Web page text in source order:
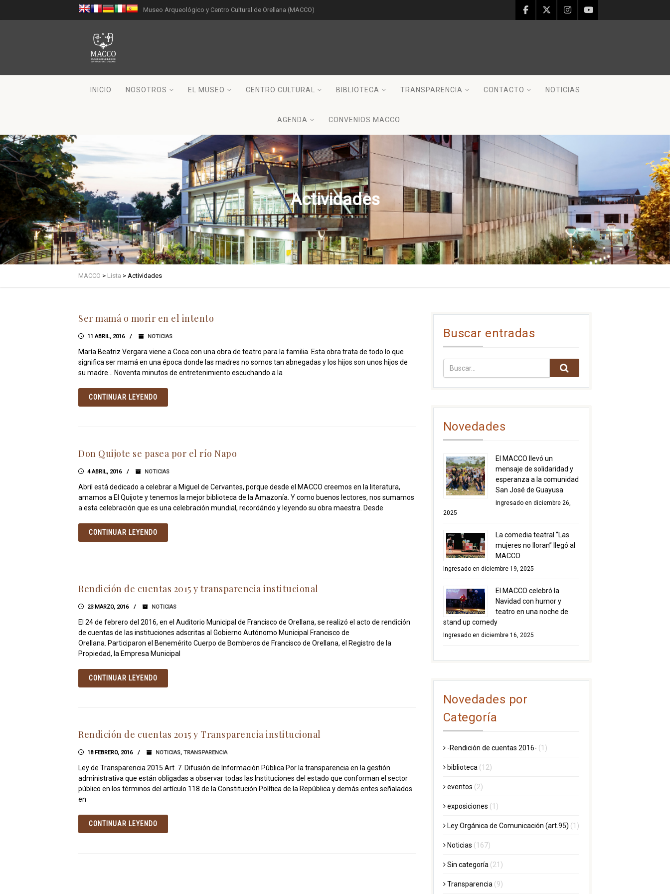
Museo Arqueológico y Centro Cultural de Orellana (MACCO)
INICIO NOSOTROS EL MUSEO CENTRO CULTURAL BIBLIOTECA TRANSPARENCIA CONTACTO NOTICIAS
AGENDA CONVENIOS MACCO
Actividades
MACCO > Lista > Actividades
Ser mamá o morir en el intento
11 ABRIL, 2016 NOTICIAS
María Beatriz Vergara viene a Coca con una obra de teatro para la familia. Esta obra trata de todo lo que
significa ser mamá en una época donde las madres no somos tan abnegadas y los hijos son unos hijos de
su madre… Noventa minutos de entretenimiento escuchando a la
CONTINUAR LEYENDO
Don Quijote se pasea por el río Napo
4 ABRIL, 2016 NOTICIAS
Abril está dedicado a celebrar a Miguel de Cervantes, porque desde el MACCO creemos en la literatura,
amamos a El Quijote y tenemos la mejor biblioteca de la Amazonía. Y como buenos lectores, nos sumamos
a esta celebración que es una celebración mundial, recordándo y leyendo su obra maestra. Desde
CONTINUAR LEYENDO
Rendición de cuentas 2015 y transparencia institucional
23 MARZO, 2016 NOTICIAS
El 24 de febrero del 2016, en el Auditorio Municipal de Francisco de Orellana, se realizó el acto de rendición
de cuentas de las instituciones adscritas al Gobierno Autónomo Municipal Francisco de
Orellana. Participaron el Benemérito Cuerpo de Bomberos de Francisco de Orellana, el Registro de la
Propiedad, la Empresa Municipal
CONTINUAR LEYENDO
Rendición de cuentas 2015 y Transparencia institucional
18 FEBRERO, 2016 NOTICIAS, TRANSPARENCIA
Ley de Transparencia 2015 Art. 7. Difusión de Información Pública Por la transparencia en la gestión
administrativa que están obligadas a observar todas las Instituciones del estado que conforman el sector
público en los términos del artículo 118 de la Constitución Política de la República y demás entes señalados
en
CONTINUAR LEYENDO
Buscar entradas
Novedades
El MACCO llevó un
mensaje de solidaridad y
esperanza a la comunidad
San José de Guayusa
Ingresado en diciembre 26,
2025
La comedia teatral “Las
mujeres no lloran” llegó al
MACCO
Ingresado en diciembre 19, 2025
El MACCO celebró la
Navidad con humor y
teatro en una noche de
stand up comedy
Ingresado en diciembre 16, 2025
Novedades por
Categoría
-Rendición de cuentas 2016- (1)
biblioteca (12)
eventos (2)
exposiciones (1)
Ley Orgánica de Comunicación (art.95) (1)
Noticias (167)
Sin categoría (21)
Transparencia (9)